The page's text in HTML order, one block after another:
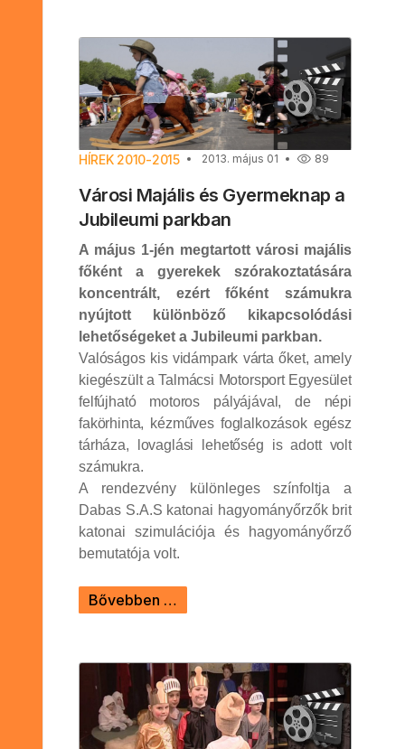
HÍREK 2010-2015 2013. május 01 89
Városi Majális és Gyermeknap a
Jubileumi parkban
A május 1-jén megtartott városi majális
főként a gyerekek szórakoztatására
koncentrált, ezért főként számukra
nyújtott különböző kikapcsolódási
lehetőségeket a Jubileumi parkban.
Valóságos kis vidámpark várta őket, amely
kiegészült a Talmácsi Motorsport Egyesület
felfújható motoros pályájával, de népi
fakörhinta, kézműves foglalkozások egész
tárháza, lovaglási lehetőség is adott volt
számukra.
A rendezvény különleges színfoltja a
Dabas S.A.S katonai hagyományőrzők brit
katonai szimulációja és hagyományőrző
bemutatója volt.
Bővebben …